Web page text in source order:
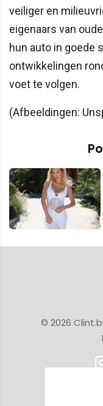
veiliger en
eigenaars van
hun auto in goede
ontwikkelingen
voet te volgen.
(Afbeeldingen:
© 2026